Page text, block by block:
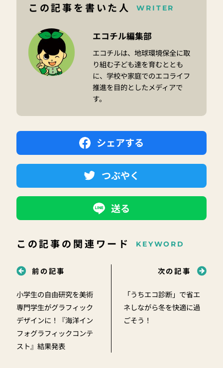
この記事を書いた人 WRITER
エコチル編集部
エコチルは、地球環境保全に取
り組む子ども達を育むととも
に、学校や家庭でのエコライフ
推進を目的としたメディアで
す。
シェアする
つぶやく
送る
この記事の関連ワード KEYWORD
前の記事
小学生の自由研究を美術
専門学生がグラフィック
デザインに！『海洋イン
フォグラフィックコンテ
スト』結果発表
次の記事
「うちエコ診断」で省エ
ネしながら冬を快適に過
ごそう！